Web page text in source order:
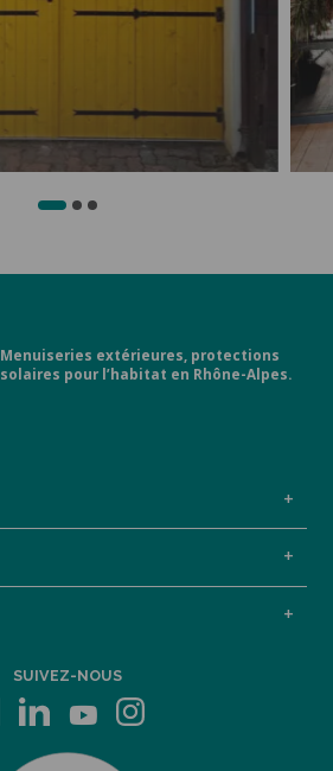
Menuiseries extérieures, protections
solaires pour l’habitat en Rhône-Alpes.
SUIVEZ-NOUS